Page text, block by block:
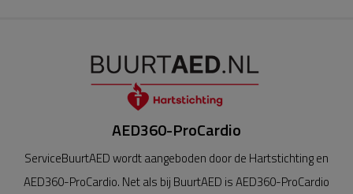
AED360-ProCardio
ServiceBuurtAED wordt aangeboden door de Hartstichting en
AED360-ProCardio. Net als bij BuurtAED is AED360-ProCardio